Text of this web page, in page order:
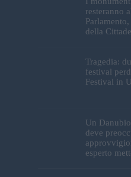
resteranno
della
Tragedia:
festival
Festival in
Un
deve
esperto